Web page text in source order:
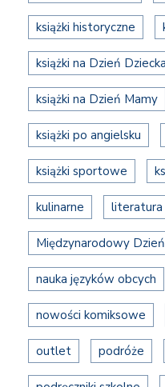
książki historyczne
książki na Dzień Dziecka
książki na Dzień Mamy
książki po angielsku
książki sportowe
kulinarne literatura
Międzynarodowy
nauka języków obcych
nowości komiksowe
outlet podróże